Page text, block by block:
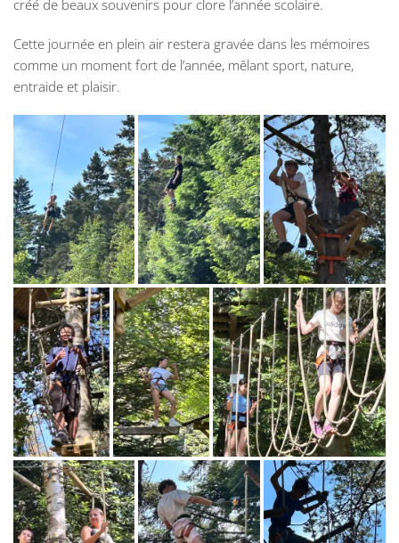
créé de beaux souvenirs pour clore l’année scolaire.
Cette journée en plein air restera gravée dans les mémoires
comme un moment fort de l’année, mêlant sport, nature,
entraide et plaisir.